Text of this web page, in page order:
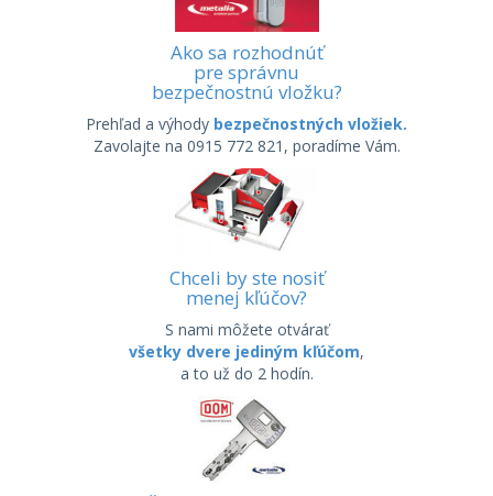
Ako sa rozhodnúť
pre správnu
bezpečnostnú vložku?
Prehľad a výhody bezpečnostných vložiek.
Zavolajte na 0915 772 821, poradíme Vám.
Chceli by ste nosiť
menej kľúčov?
S nami môžete otvárať
všetky dvere jediným kľúčom,
a to už do 2 hodín.